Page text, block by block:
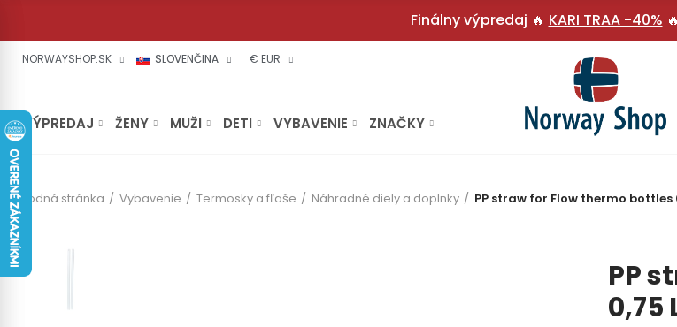
Finálny výpredaj 🔥 KARI TRAA -40% 🔥
NORWAYSHOP.SK SLOVENČINA € EUR
VÝPREDAJ ŽENY MUŽI DETI VYBAVENIE ZNAČKY
Úvodná stránka Vybavenie Termosky a fľaše Náhradné diely a doplnky PP straw for Flow thermo bottles
PP
0,75